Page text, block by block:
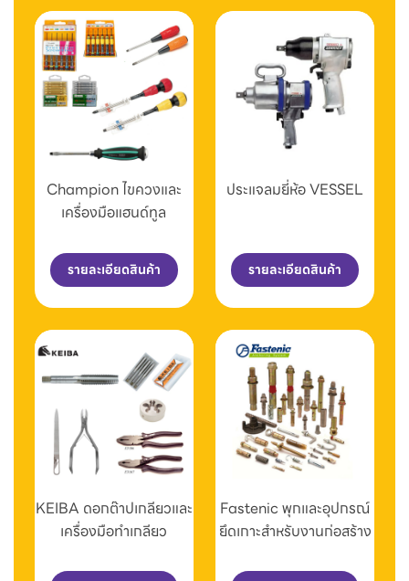
Champion ไขควงและ
เครื่องมือแฮนด์ทูล
รายละเอียดสินค้า
ประแจลมยี่ห้อ VESSEL
รายละเอียดสินค้า
KEIBA ดอกต๊าปเกลียวและ
เครื่องมือทำเกลียว
Fastenic พุกและอุปกรณ์
ยึดเกาะสำหรับงานก่อสร้าง